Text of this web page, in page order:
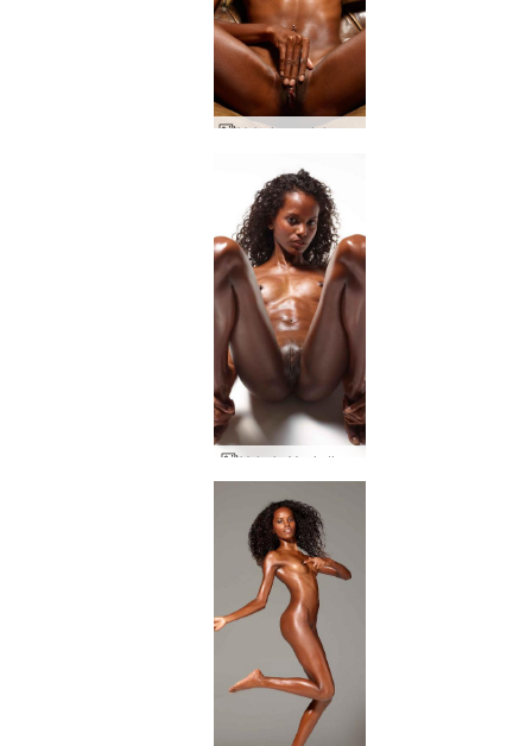
Valerie model passion
Valerie Yoni stirrer